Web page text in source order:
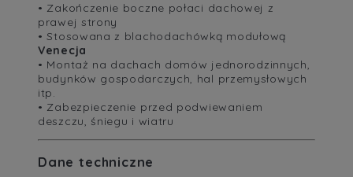
• Zakończenie boczne połaci dachowej z
prawej strony
• Stosowana z blachodachówką modułową
Venecja
• Montaż na dachach domów jednorodzinnych,
budynków gospodarczych, hal przemysłowych
itp.
• Zabezpieczenie przed podwiewaniem
deszczu, śniegu i wiatru
Dane techniczne